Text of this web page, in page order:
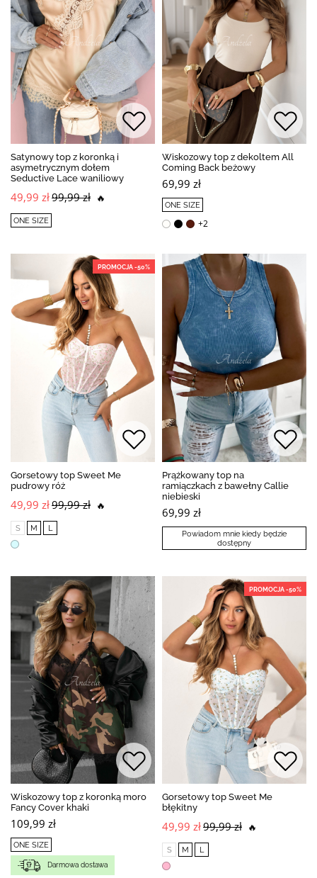
Satynowy top z koronką i
asymetrycznym dołem
Seductive Lace waniliowy
49,99 zł99,99 zł 🔥
ONE SIZE
Wiskozowy top z dekoltem All
Coming Back beżowy
69,99 zł
ONE SIZE
+2
PROMOCJA -50%
Gorsetowy top Sweet Me
pudrowy róż
49,99 zł99,99 zł 🔥
S M L
Prążkowany top na
ramiączkach z bawełny Callie
niebieski
69,99 zł
Powiadom mnie kiedy będzie
dostępny
Wiskozowy top z koronką moro
Fancy Cover khaki
109,99 zł
ONE SIZE
Darmowa dostawa
PROMOCJA -50%
Gorsetowy top Sweet Me
błękitny
49,99 zł99,99 zł 🔥
S M L